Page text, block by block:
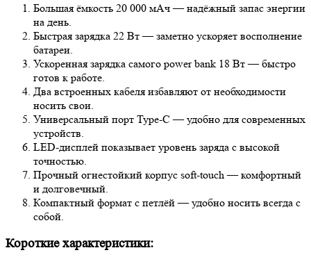
Большая ёмкость 20 000 мАч — надёжный запас энергии
на день.
Быстрая зарядка 22 Вт — заметно ускоряет восполнение
батареи.
Ускоренная зарядка самого power bank 18 Вт — быстро
готов к работе.
Два встроенных кабеля избавляют от необходимости
носить свои.
Универсальный порт Type-C — удобно для современных
устройств.
LED-дисплей показывает уровень заряда с высокой
точностью.
Прочный огнестойкий корпус soft-touch — комфортный
и долговечный.
Компактный формат с петлёй — удобно носить всегда с
собой.
Короткие характеристики: